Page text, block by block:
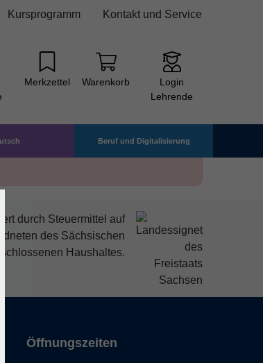
Kursprogramm Kontakt und Service
Merkzettel Warenkorb
Login
Lehrende
Beruf und Digitalisierung
durch Steuermittel auf
des Sächsischen
Haushaltes.
Öffnungszeiten